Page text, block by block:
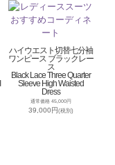
ハイウエスト切替七分袖
ワンピース ブラックレー
ス
Black Lace Three Quarter
Sleeve High Waisted
Dress
通常価格 45,000円
39,000円 (税別)